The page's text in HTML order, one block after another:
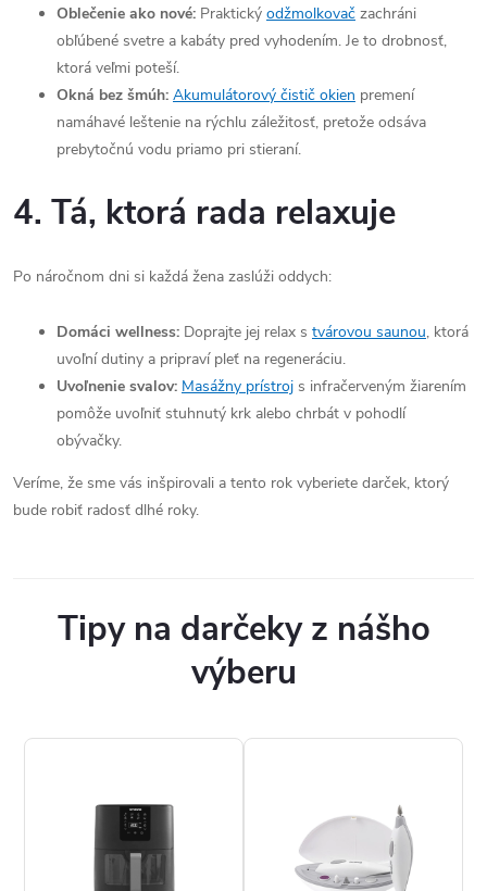
Oblečenie ako nové: Praktický odžmolkovač zachráni
obľúbené svetre a kabáty pred vyhodením. Je to drobnosť,
ktorá veľmi poteší.
Okná bez šmúh: Akumulátorový čistič okien premení
namáhavé leštenie na rýchlu záležitosť, pretože odsáva
prebytočnú vodu priamo pri stieraní.
4. Tá, ktorá rada relaxuje
Po náročnom dni si každá žena zaslúži oddych:
Domáci wellness: Doprajte jej relax s tvárovou saunou, ktorá
uvoľní dutiny a pripraví pleť na regeneráciu.
Uvoľnenie svalov: Masážny prístroj s infračerveným žiarením
pomôže uvoľniť stuhnutý krk alebo chrbát v pohodlí
obývačky.
Veríme, že sme vás inšpirovali a tento rok vyberiete darček, ktorý
bude robiť radosť dlhé roky.
Tipy na darčeky z nášho
výberu